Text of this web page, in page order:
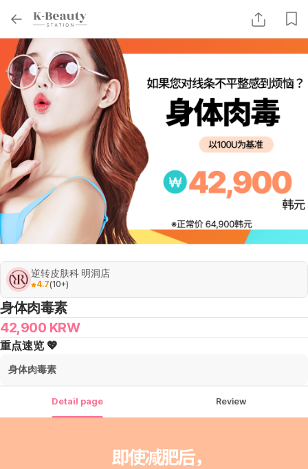
逆转皮肤科 明洞店
4.7(10+)
身体肉毒素
42,900 KRW
重点速览 💖
身体肉毒素
Detail page Review